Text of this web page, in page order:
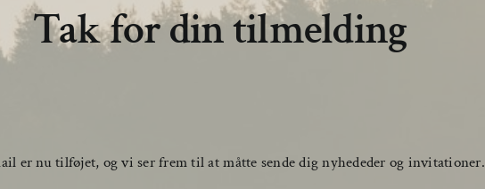
Tak for din tilmelding
er nu tilføjet, og vi ser frem til at måtte sende dig nyhededer og invitationer.